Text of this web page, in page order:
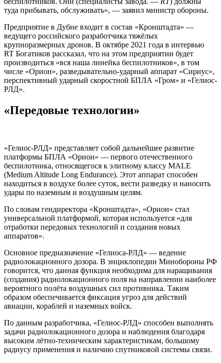
туда прибывать, обслуживать», — заявил министр обороны.
Предприятие в Дубне входит в состав «Кронштадта» —
ведущего российского разработчика тяжёлых
крупноразмерных дронов. В октябре 2021 года в интервью
RT Богатиков рассказал, что на этом предприятии будет
производиться «вся наша линейка беспилотников», в том
числе «Орион», разведывательно-ударный аппарат «Сириус»,
перспективный ударный скоростной БПЛА «Гром» и «Гелиос-
РЛД».
«Передовые технологии»
«Гелиос-РЛД» представляет собой дальнейшее развитие
платформы БПЛА «Орион» — первого отечественного
беспилотника, относящегося к элитному классу MALE
(Medium Altitude Long Endurance). Этот аппарат способен
находиться в воздухе более суток, вести разведку и наносить
удары по наземным и воздушным целям.
По словам гендиректора «Кронштадта», «Орион» стал
универсальной платформой, которая используется «для
отработки передовых технологий и создания новых
аппаратов».
Основное предназначение «Гелиоса-РЛД» — ведение
радиолокационного дозора. В энциклопедии Минобороны РФ
говорится, что данная функция необходима для наращивания
(создания) радиолокационного поля на направлении наиболее
вероятного полёта воздушных сил противника. Таким
образом обеспечивается фиксация угроз для действий
авиации, кораблей и наземных войск.
По данным разработчика, «Гелиос-РЛД» способен выполнять
задачи радиолокационного дозора и наблюдения благодаря
высоким лётно-техническим характеристикам, большому
радиусу применения и наличию спутниковой системы связи.